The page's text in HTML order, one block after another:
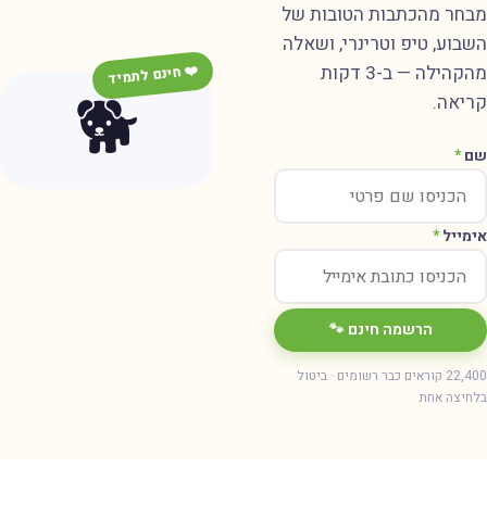
מהכתבות הטובות של
טיפ וטרינרי, ושאלה
מהקהילה — ב-3 דקות
*
*
הרשמה חינם 🐾
22,400 קוראים כבר רשומים · ביטול
אחת
🐕
❤️ חינם לתמיד